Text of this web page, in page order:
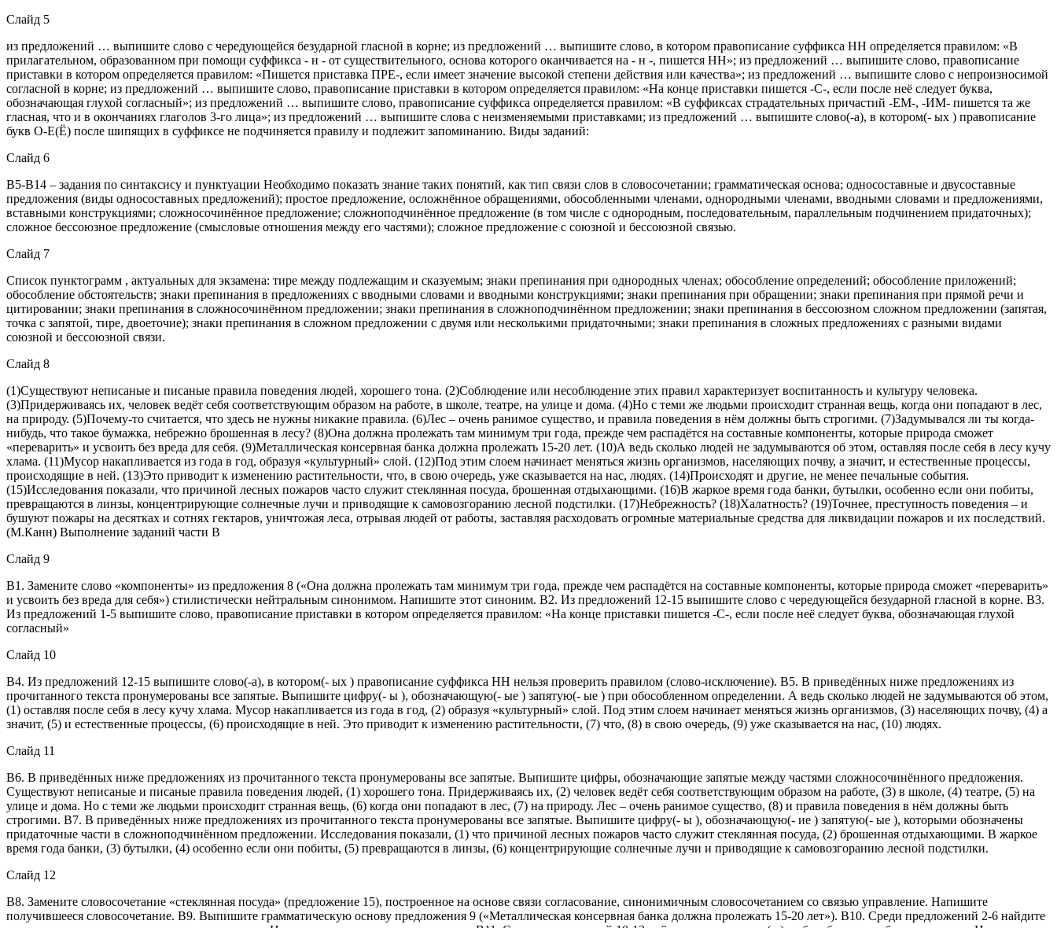
Слайд 5
из предложений … выпишите слово с чередующейся безударной гласной в корне; из предложений … выпишите слово, в котором правописание суффикса НН определяется правилом: «В
прилагательном, образованном при помощи суффикса - н - от существительного, основа которого оканчивается на - н -, пишется НН»; из предложений … выпишите слово, правописание
приставки в котором определяется правилом: «Пишется приставка ПРЕ-, если имеет значение высокой степени действия или качества»; из предложений … выпишите слово с непроизносимой
согласной в корне; из предложений … выпишите слово, правописание приставки в котором определяется правилом: «На конце приставки пишется -С-, если после неё следует буква,
обозначающая глухой согласный»; из предложений … выпишите слово, правописание суффикса определяется правилом: «В суффиксах страдательных причастий -ЕМ-, -ИМ- пишется та же
гласная, что и в окончаниях глаголов 3-го лица»; из предложений … выпишите слова с неизменяемыми приставками; из предложений … выпишите слово(-а), в котором(- ых ) правописание
букв О-Е(Ё) после шипящих в суффиксе не подчиняется правилу и подлежит запоминанию. Виды заданий:
Слайд 6
В5-В14 – задания по синтаксису и пунктуации Необходимо показать знание таких понятий, как тип связи слов в словосочетании; грамматическая основа; односоставные и двусоставные
предложения (виды односоставных предложений); простое предложение, осложнённое обращениями, обособленными членами, однородными членами, вводными словами и предложениями,
вставными конструкциями; сложносочинённое предложение; сложноподчинённое предложение (в том числе с однородным, последовательным, параллельным подчинением придаточных);
сложное бессоюзное предложение (смысловые отношения между его частями); сложное предложение с союзной и бессоюзной связью.
Слайд 7
Список пунктограмм , актуальных для экзамена: тире между подлежащим и сказуемым; знаки препинания при однородных членах; обособление определений; обособление приложений;
обособление обстоятельств; знаки препинания в предложениях с вводными словами и вводными конструкциями; знаки препинания при обращении; знаки препинания при прямой речи и
цитировании; знаки препинания в сложносочинённом предложении; знаки препинания в сложноподчинённом предложении; знаки препинания в бессоюзном сложном предложении (запятая,
точка с запятой, тире, двоеточие); знаки препинания в сложном предложении с двумя или несколькими придаточными; знаки препинания в сложных предложениях с разными видами
союзной и бессоюзной связи.
Слайд 8
(1)Существуют неписаные и писаные правила поведения людей, хорошего тона. (2)Соблюдение или несоблюдение этих правил характеризует воспитанность и культуру человека.
(3)Придерживаясь их, человек ведёт себя соответствующим образом на работе, в школе, театре, на улице и дома. (4)Но с теми же людьми происходит странная вещь, когда они попадают в лес,
на природу. (5)Почему-то считается, что здесь не нужны никакие правила. (6)Лес – очень ранимое существо, и правила поведения в нём должны быть строгими. (7)Задумывался ли ты когда-
нибудь, что такое бумажка, небрежно брошенная в лесу? (8)Она должна пролежать там минимум три года, прежде чем распадётся на составные компоненты, которые природа сможет
«переварить» и усвоить без вреда для себя. (9)Металлическая консервная банка должна пролежать 15-20 лет. (10)А ведь сколько людей не задумываются об этом, оставляя после себя в лесу кучу
хлама. (11)Мусор накапливается из года в год, образуя «культурный» слой. (12)Под этим слоем начинает меняться жизнь организмов, населяющих почву, а значит, и естественные процессы,
происходящие в ней. (13)Это приводит к изменению растительности, что, в свою очередь, уже сказывается на нас, людях. (14)Происходят и другие, не менее печальные события.
(15)Исследования показали, что причиной лесных пожаров часто служит стеклянная посуда, брошенная отдыхающими. (16)В жаркое время года банки, бутылки, особенно если они побиты,
превращаются в линзы, концентрирующие солнечные лучи и приводящие к самовозгоранию лесной подстилки. (17)Небрежность? (18)Халатность? (19)Точнее, преступность поведения – и
бушуют пожары на десятках и сотнях гектаров, уничтожая леса, отрывая людей от работы, заставляя расходовать огромные материальные средства для ликвидации пожаров и их последствий.
(М.Канн) Выполнение заданий части В
Слайд 9
В1. Замените слово «компоненты» из предложения 8 («Она должна пролежать там минимум три года, прежде чем распадётся на составные компоненты, которые природа сможет «переварить»
и усвоить без вреда для себя») стилистически нейтральным синонимом. Напишите этот синоним. В2. Из предложений 12-15 выпишите слово с чередующейся безударной гласной в корне. В3.
Из предложений 1-5 выпишите слово, правописание приставки в котором определяется правилом: «На конце приставки пишется -С-, если после неё следует буква, обозначающая глухой
согласный»
Слайд 10
В4. Из предложений 12-15 выпишите слово(-а), в котором(- ых ) правописание суффикса НН нельзя проверить правилом (слово-исключение). В5. В приведённых ниже предложениях из
прочитанного текста пронумерованы все запятые. Выпишите цифру(- ы ), обозначающую(- ые ) запятую(- ые ) при обособленном определении. А ведь сколько людей не задумываются об этом,
(1) оставляя после себя в лесу кучу хлама. Мусор накапливается из года в год, (2) образуя «культурный» слой. Под этим слоем начинает меняться жизнь организмов, (3) населяющих почву, (4) а
значит, (5) и естественные процессы, (6) происходящие в ней. Это приводит к изменению растительности, (7) что, (8) в свою очередь, (9) уже сказывается на нас, (10) людях.
Слайд 11
В6. В приведённых ниже предложениях из прочитанного текста пронумерованы все запятые. Выпишите цифры, обозначающие запятые между частями сложносочинённого предложения.
Существуют неписаные и писаные правила поведения людей, (1) хорошего тона. Придерживаясь их, (2) человек ведёт себя соответствующим образом на работе, (3) в школе, (4) театре, (5) на
улице и дома. Но с теми же людьми происходит странная вещь, (6) когда они попадают в лес, (7) на природу. Лес – очень ранимое существо, (8) и правила поведения в нём должны быть
строгими. В7. В приведённых ниже предложениях из прочитанного текста пронумерованы все запятые. Выпишите цифру(- ы ), обозначающую(- ие ) запятую(- ые ), которыми обозначены
придаточные части в сложноподчинённом предложении. Исследования показали, (1) что причиной лесных пожаров часто служит стеклянная посуда, (2) брошенная отдыхающими. В жаркое
время года банки, (3) бутылки, (4) особенно если они побиты, (5) превращаются в линзы, (6) концентрирующие солнечные лучи и приводящие к самовозгоранию лесной подстилки.
Слайд 12
В8. Замените словосочетание «стеклянная посуда» (предложение 15), построенное на основе связи согласование, синонимичным словосочетанием со связью управление. Напишите
получившееся словосочетание. В9. Выпишите грамматическую основу предложения 9 («Металлическая консервная банка должна пролежать 15-20 лет»). В10. Среди предложений 2-6 найдите